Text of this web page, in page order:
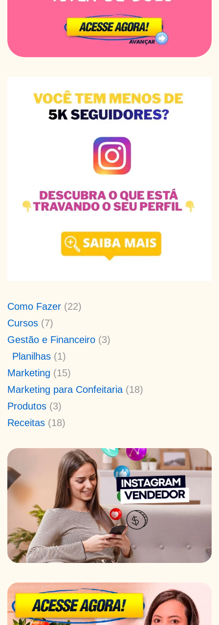
Como Fazer (22)
Cursos (7)
Gestão e Financeiro (3)
Planilhas (1)
Marketing (15)
Marketing para Confeitaria (18)
Produtos (3)
Receitas (18)